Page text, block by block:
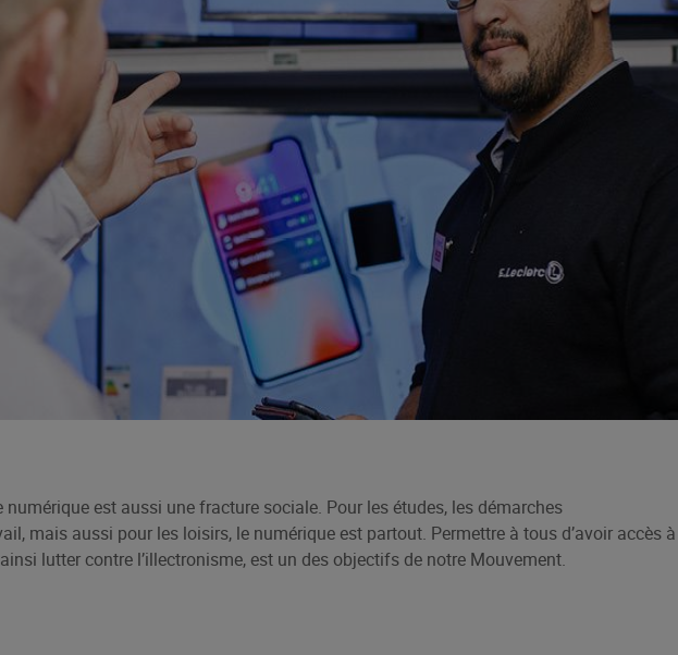
numérique est aussi une fracture sociale. Pour les études, les démarches
mais aussi pour les loisirs, le numérique est partout. Permettre à tous d’avoir accès à
lutter contre l’illectronisme, est un des objectifs de notre Mouvement.